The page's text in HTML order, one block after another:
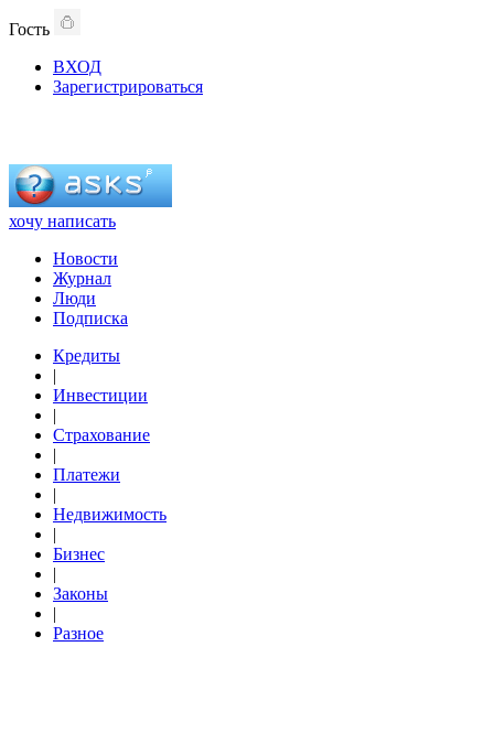
Гость
ВХОД
Зарегистрироваться
хочу написать
Новости
Журнал
Люди
Подписка
Кредиты
|
Инвестиции
|
Страхование
|
Платежи
|
Недвижимость
|
Бизнес
|
Законы
|
Разное